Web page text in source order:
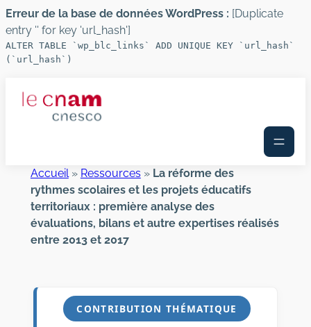
Erreur de la base de données WordPress : [Duplicate
entry '' for key 'url_hash']
ALTER TABLE `wp_blc_links` ADD UNIQUE KEY `url_hash`
(`url_hash`)
Accueil» Ressources» La réforme des
rythmes scolaires et les projets éducatifs
territoriaux : première analyse des
évaluations, bilans et autre expertises réalisés
entre 2013 et 2017
CONTRIBUTION THÉMATIQUE